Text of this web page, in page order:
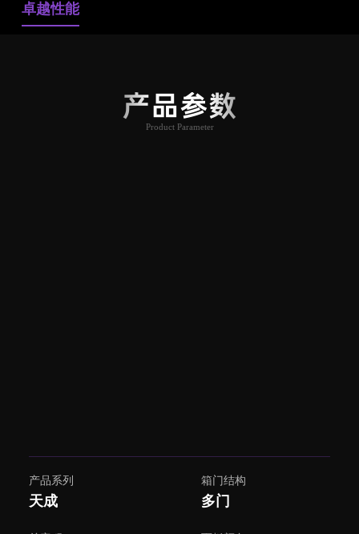
卓越性能
产品参数
Product Parameter
产品系列
天成
箱门结构
多门